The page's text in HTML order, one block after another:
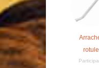
rotule